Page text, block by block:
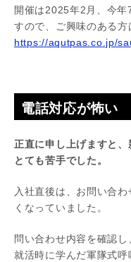
開催は2025年2月、今
すので、ご興味のある方
https://aqutpas.co.jp/
電話対応が怖い
正直に申し上げますと
とても苦手でした。
入社直後は、お問い合
くなっていました。
問い合わせ内容を確認し
就活時に学んだ軍隊式